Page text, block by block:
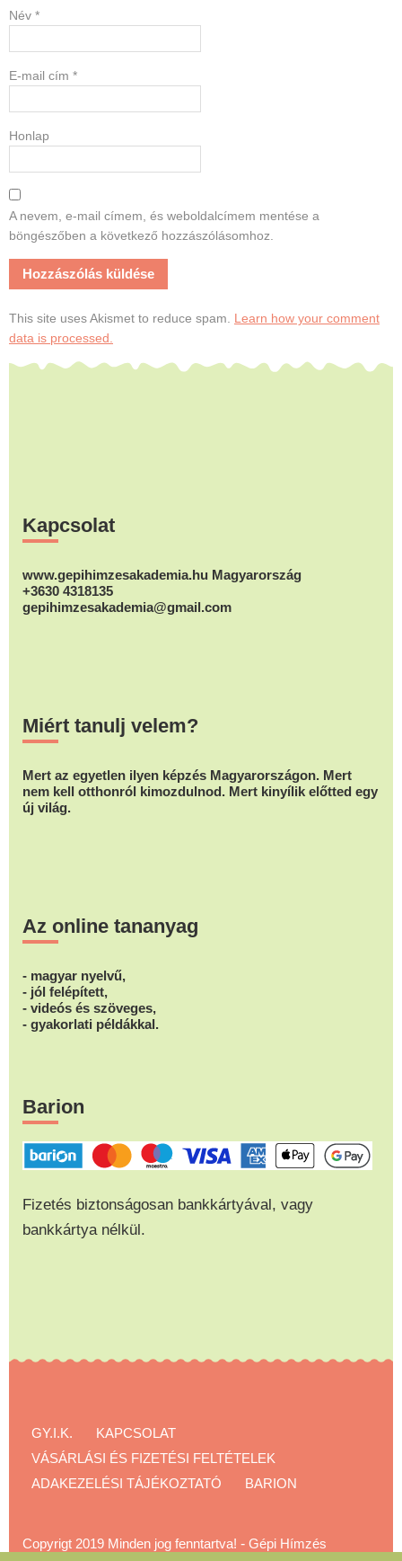
Név *
E-mail cím *
Honlap
A nevem, e-mail címem, és weboldalcímem mentése a
böngészőben a következő hozzászólásomhoz.
This site uses Akismet to reduce spam. Learn how your comment
data is processed.
Kapcsolat
www.gepihimzesakademia.hu Magyarország
+3630 4318135
gepihimzesakademia@gmail.com
Miért tanulj velem?
Mert az egyetlen ilyen képzés Magyarországon. Mert
nem kell otthonról kimozdulnod. Mert kinyílik előtted egy
új világ.
Az online tananyag
- magyar nyelvű,
- jól felépített,
- videós és szöveges,
- gyakorlati példákkal.
Barion
Fizetés biztonságosan bankkártyával, vagy
bankkártya nélkül.
GY.I.K.
KAPCSOLAT
VÁSÁRLÁSI ÉS FIZETÉSI FELTÉTELEK
ADAKEZELÉSI TÁJÉKOZTATÓ
BARION
Copyrigt 2019 Minden jog fenntartva! - Gépi Hímzés